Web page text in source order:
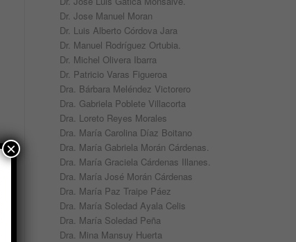
Dr. Jose Manuel Moran
Dr. Luis Alberto Córdova Jara
Dr. Manuel Rodríguez Ortubia.
Dr. Michel Olivera Ibarra
Dr. Patricio Varas Figueroa
Dra. Bárbara Meléndez Victorero
Dra. Gabriela Poblete Villacorta
Dra. Loreto Reyes Morales
Dra. María Carolina Díaz Boitano
Dra. María Gabriela Morán Cárdenas.
Dra. María Graciela Cárdenas Illanes.
Dra. María José Morán Cárdenas
Dra. María Paz Traipe Páez
Dra. María Soledad Ayala Celis
Dra. María Soledad Peña
Dra. Mina Mansuy Huerta
×